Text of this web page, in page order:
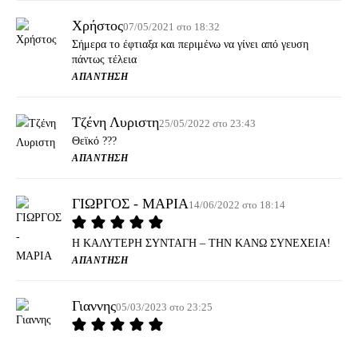
Χρήστος07/05/2021 στο 18:32
Σήμερα το έφτιαξα και περιμένω να γίνει από γευση
πάντως τέλεια
ΑΠΆΝΤΗΣΗ
Τζένη Λυριστη25/05/2022 στο 23:43
Θεϊκό ???
ΑΠΆΝΤΗΣΗ
ΓΙΩΡΓΟΣ - ΜΑΡΙΑ 14/06/2022 στο 18:14
Η ΚΑΛΥΤΕΡΗ ΣΥΝΤΑΓΗ – ΤΗΝ ΚΑΝΩ ΣΥΝΕΧΕΙΑ!
ΑΠΆΝΤΗΣΗ
Γιαννης05/03/2023 στο 23:25